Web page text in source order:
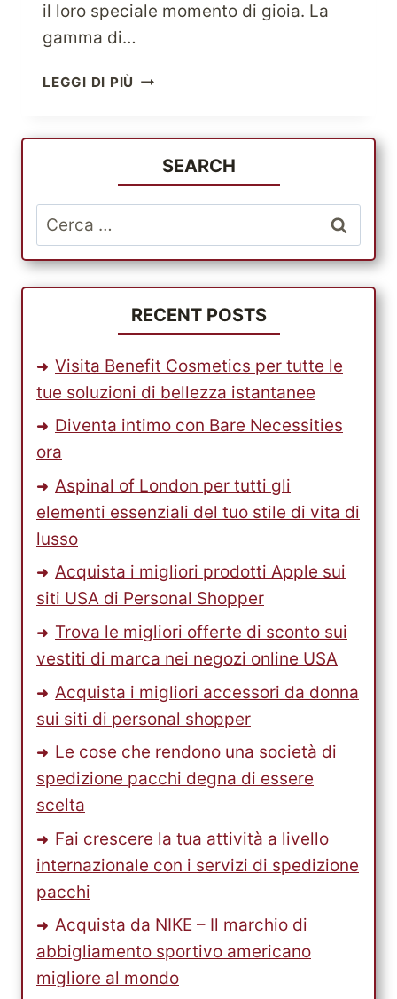
il loro speciale momento di gioia. La
gamma di…
LEGGI DI PIÙ COCCOLA
BAMBINI
CON
I
MIGLIORI
BABIESRUS
SEARCH
Ricerca
per:
RECENT POSTS
Visita Benefit Cosmetics per tutte le
tue soluzioni di bellezza istantanee
Diventa intimo con Bare Necessities
ora
Aspinal of London per tutti gli
elementi essenziali del tuo stile di vita di
lusso
Acquista i migliori prodotti Apple sui
siti USA di Personal Shopper
Trova le migliori offerte di sconto sui
vestiti di marca nei negozi online USA
Acquista i migliori accessori da donna
sui siti di personal shopper
Le cose che rendono una società di
spedizione pacchi degna di essere
scelta
Fai crescere la tua attività a livello
internazionale con i servizi di spedizione
pacchi
Acquista da NIKE – Il marchio di
abbigliamento sportivo americano
migliore al mondo